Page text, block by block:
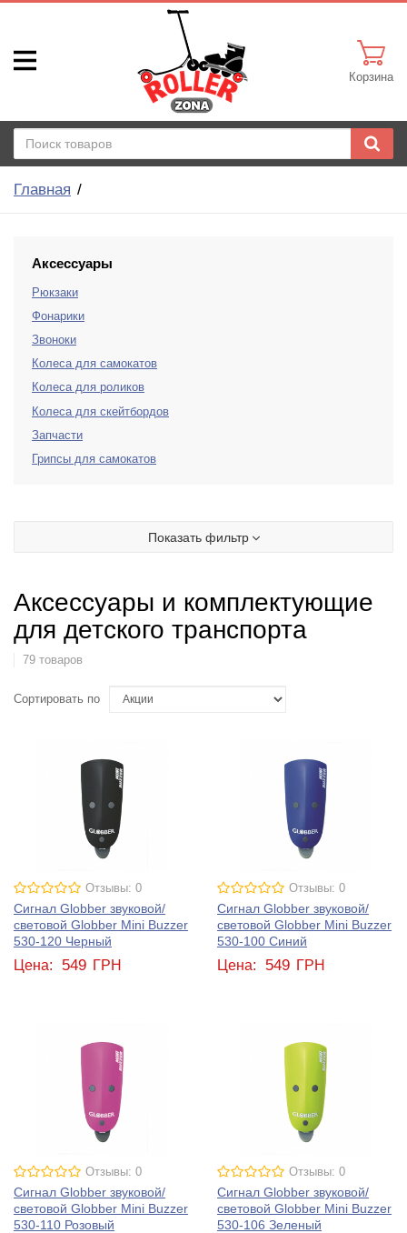
Корзина
Главная
Аксессуары
Рюкзаки
Фонарики
Звоноки
Колеса для самокатов
Колеса для роликов
Колеса для скейтбордов
Запчасти
Грипсы для самокатов
Показать фильтр
Аксессуары и комплектующие
для детского транспорта
79 товаров
Сортировать по
Отзывы: 0
Сигнал Globber звуковой/
световой Globber Mini Buzzer
530-120 Черный
Цена: 549 ГРН
Отзывы: 0
Сигнал Globber звуковой/
световой Globber Mini Buzzer
530-100 Синий
Цена: 549 ГРН
Отзывы: 0
Сигнал Globber звуковой/
световой Globber Mini Buzzer
530-110 Розовый
Отзывы: 0
Сигнал Globber звуковой/
световой Globber Mini Buzzer
530-106 Зеленый